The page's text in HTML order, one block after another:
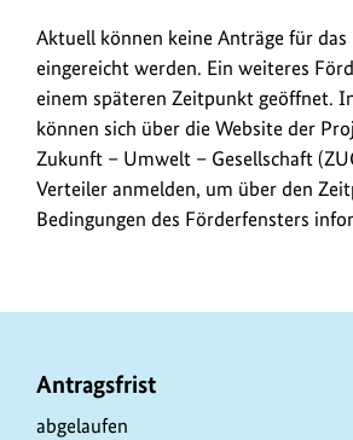
Aktuell können keine Anträge für
eingereicht werden. Ein weiteres
einem späteren Zeitpunkt geöffnet.
können sich über die Website der
Zukunft – Umwelt – Gesellschaft
Verteiler anmelden, um über den
Bedingungen des Förderfensters
P
r
Antragsfrist
abgelaufen